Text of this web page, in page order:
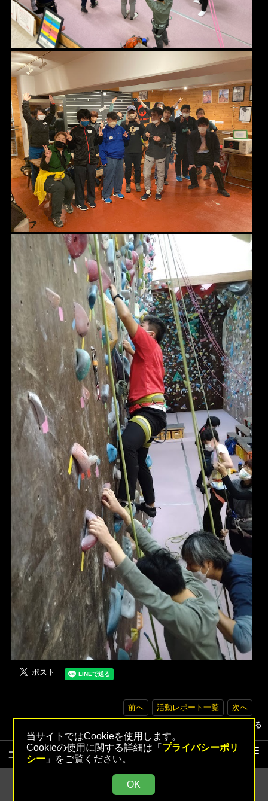
当サイトではCookieを使用します。
Cookieの使用に関する詳細は「 プライバシーポリ
シー」をご覧ください。
OK
前へ 活動レポート一覧
次へ
▲トップへ戻る
コンテンツ